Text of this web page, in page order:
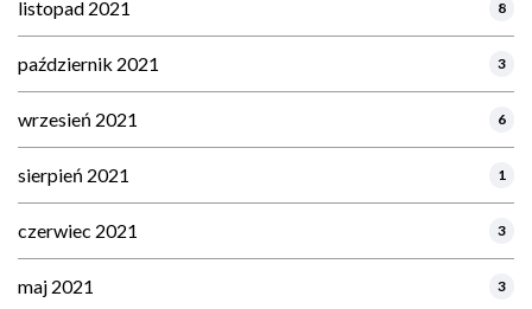
listopad 2021 8
październik 2021 3
wrzesień 2021 6
sierpień 2021 1
czerwiec 2021 3
maj 2021 3